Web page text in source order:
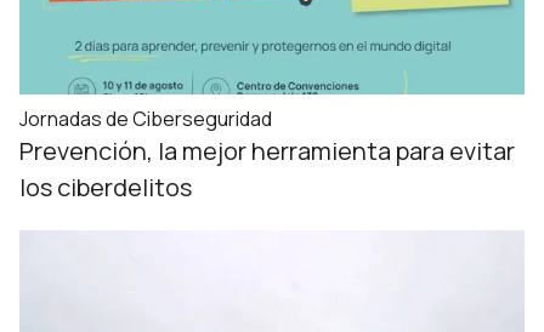
Jornadas de Ciberseguridad
Prevención, la mejor herramienta para evitar
los ciberdelitos